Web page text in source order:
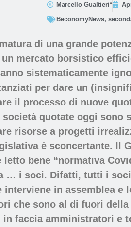
Marcello Gualtieri*
BeconomyNews,
di una grande
mercato borsistico
sistematicamente
per dare un
il processo di nuove
quotate oggi sono
risorse a progetti
è sconcertante. Il
bene “normativa
… i soci. Difatti, tutti i
interviene in assemblea
che sono al di fuori
faccia amministratori e